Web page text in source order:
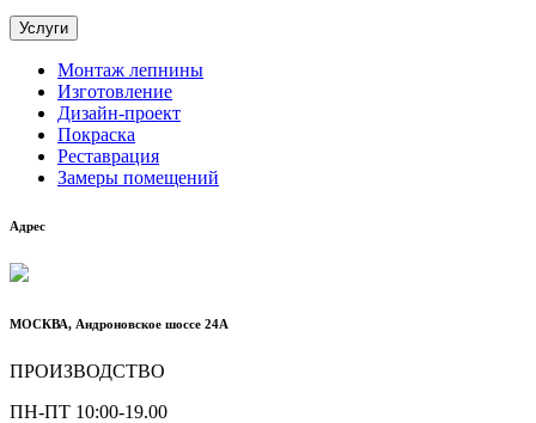
Услуги
Монтаж лепнины
Изготовление
Дизайн-проект
Покраска
Реставрация
Замеры помещений
Адрес
МОСКВА, Андроновское шоссе 24А
ПРОИЗВОДСТВО
ПН-ПТ 10:00-19.00